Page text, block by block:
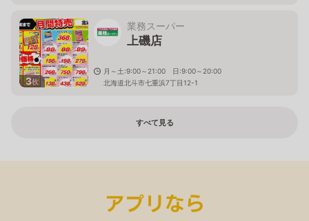
3枚
業務スーパー
上磯店
月～土:9:00～21:00 日:9:00～20:00
北海道北斗市七重浜7丁目12-1
すべて見る